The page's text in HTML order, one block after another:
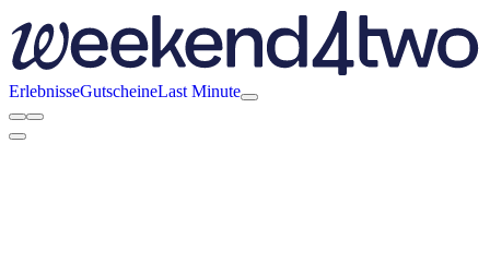
ErlebnisseGutscheineLast Minute